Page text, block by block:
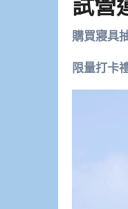
購買寢具
限量打卡